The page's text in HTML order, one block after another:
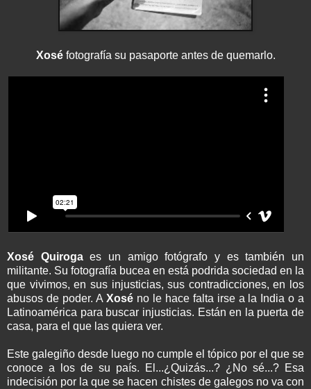
Xoséfotografía su pasaporte antes de quemarlo.
Xosé Quirogaes un amigo fotógrafo y es también un
militante. Su fotografía bucea en está podrida sociedad en la
que vivimos, en sus injusticias, sus contradicciones, en los
abusos de poder. A Xosé no le hace falta irse a la India o a
Latinoamérica para buscar injusticias. Están en la puerta de
casa, para el que las quiera ver.
Este galegiño desde luego no cumple el tópico por el que se
conoce a los de su país. El...¿Quizás...? ¿No sé...? Esa
indecisión por la que se hacen chistes de galegos no va con